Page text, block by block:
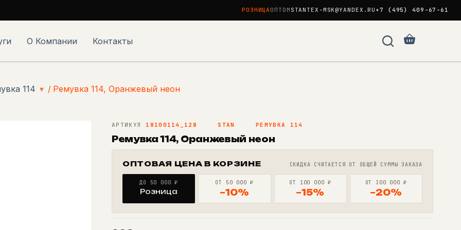
РОЗНИЦА ОПТОМ STANTEX-MSK@YANDEX.RU +7 (495) 409-67-61
О Компании Контакты Корзина
114 ▾ / Ремувка 114, Оранжевый неон
АРТИКУЛ 18100114_128 · STAN · РЕМУВКА 114
Ремувка 114, Оранжевый неон
ОПТОВАЯ ЦЕНА В КОРЗИНЕ СКИДКА СЧИТАЕТСЯ ОТ ОБЩЕЙ СУММЫ ЗАКАЗА
ДО 50 000 ₽
Розница
ОТ 50 000 ₽
−10%
ОТ 100 000 ₽
−15%
ОТ 300 000 ₽
−20%